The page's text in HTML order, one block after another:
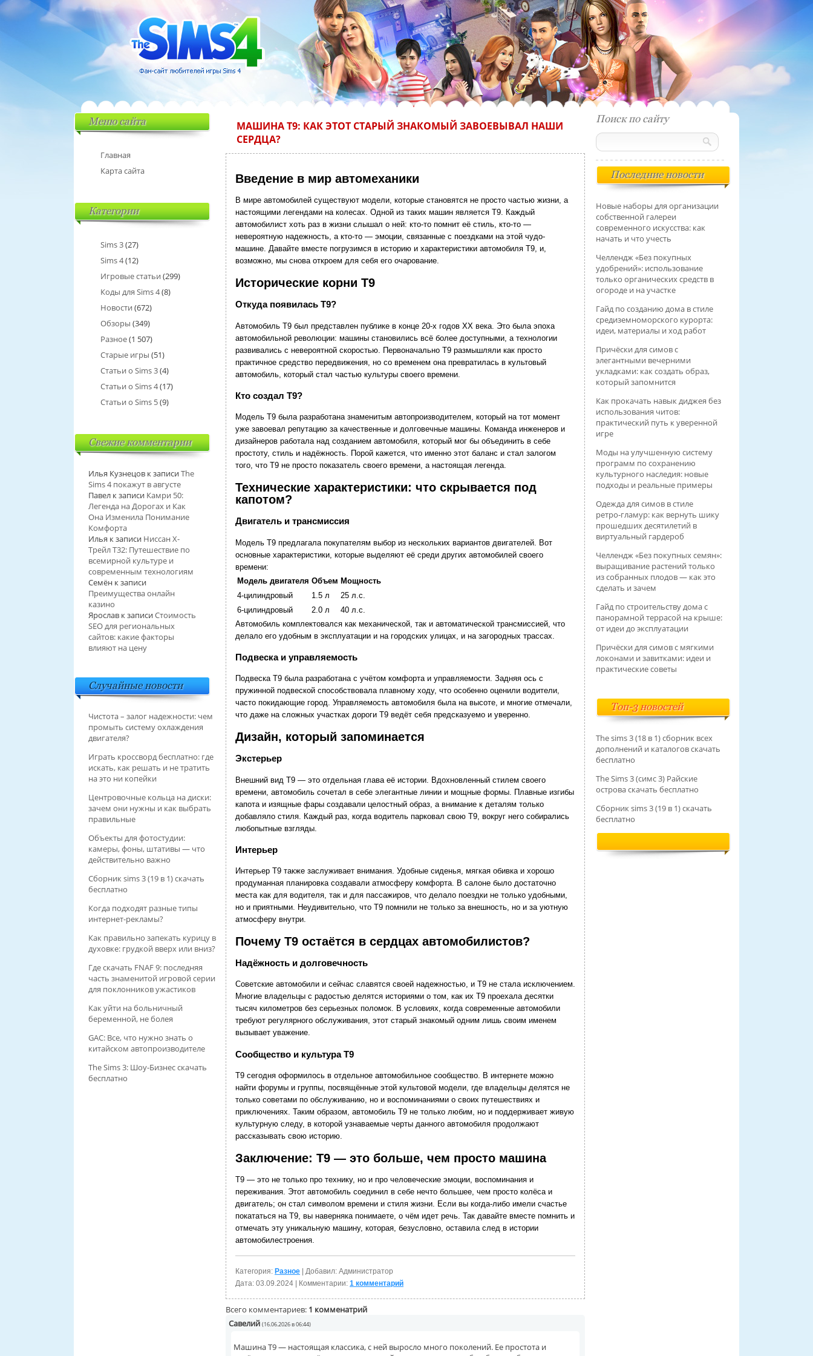
МАШИНА Т9: КАК ЭТОТ СТАРЫЙ ЗНАКОМЫЙ ЗАВОЕВЫВАЛ НАШИ
СЕРДЦА?
Введение в мир автомеханики
В мире автомобилей существуют модели, которые становятся не просто частью жизни, а
настоящими легендами на колесах. Одной из таких машин является Т9. Каждый
автомобилист хоть раз в жизни слышал о ней: кто-то помнит её стиль, кто-то —
невероятную надежность, а кто-то — эмоции, связанные с поездками на этой чудо-
машине. Давайте вместе погрузимся в историю и характеристики автомобиля Т9, и,
возможно, мы снова откроем для себя его очарование.
Исторические корни Т9
Откуда появилась Т9?
Автомобиль Т9 был представлен публике в конце 20-х годов XX века. Это была эпоха
автомобильной революции: машины становились всё более доступными, а технологии
развивались с невероятной скоростью. Первоначально Т9 размышляли как просто
практичное средство передвижения, но со временем она превратилась в культовый
автомобиль, который стал частью культуры своего времени.
Кто создал Т9?
Модель Т9 была разработана знаменитым автопроизводителем, который на тот момент
уже завоевал репутацию за качественные и долговечные машины. Команда инженеров и
дизайнеров работала над созданием автомобиля, который мог бы объединить в себе
простоту, стиль и надёжность. Порой кажется, что именно этот баланс и стал залогом
того, что Т9 не просто показатель своего времени, а настоящая легенда.
Технические характеристики: что скрывается под
капотом?
Двигатель и трансмиссия
Модель Т9 предлагала покупателям выбор из нескольких вариантов двигателей. Вот
основные характеристики, которые выделяют её среди других автомобилей своего
времени:
Модель двигателя Объем Мощность
4-цилиндровый
1.5 л
25 л.с.
6-цилиндровый
2.0 л
40 л.с.
Автомобиль комплектовался как механической, так и автоматической трансмиссией, что
делало его удобным в эксплуатации и на городских улицах, и на загородных трассах.
Подвеска и управляемость
Подвеска Т9 была разработана с учётом комфорта и управляемости. Задняя ось с
пружинной подвеской способствовала плавному ходу, что особенно оценили водители,
часто покидающие город. Управляемость автомобиля была на высоте, и многие отмечали,
что даже на сложных участках дороги Т9 ведёт себя предсказуемо и уверенно.
Дизайн, который запоминается
Экстерьер
Внешний вид Т9 — это отдельная глава её истории. Вдохновленный стилем своего
времени, автомобиль сочетал в себе элегантные линии и мощные формы. Плавные изгибы
капота и изящные фары создавали целостный образ, а внимание к деталям только
добавляло стиля. Каждый раз, когда водитель парковал свою Т9, вокруг него собирались
любопытные взгляды.
Интерьер
Интерьер Т9 также заслуживает внимания. Удобные сиденья, мягкая обивка и хорошо
продуманная планировка создавали атмосферу комфорта. В салоне было достаточно
места как для водителя, так и для пассажиров, что делало поездки не только удобными,
но и приятными. Неудивительно, что Т9 помнили не только за внешность, но и за уютную
атмосферу внутри.
Почему Т9 остаётся в сердцах автомобилистов?
Надёжность и долговечность
Советские автомобили и сейчас славятся своей надежностью, и Т9 не стала исключением.
Многие владельцы с радостью делятся историями о том, как их Т9 проехала десятки
тысяч километров без серьезных поломок. В условиях, когда современные автомобили
требуют регулярного обслуживания, этот старый знакомый одним лишь своим именем
вызывает уважение.
Сообщество и культура T9
Т9 сегодня оформилось в отдельное автомобильное сообщество. В интернете можно
найти форумы и группы, посвящённые этой культовой модели, где владельцы делятся не
только советами по обслуживанию, но и воспоминаниями о своих путешествиях и
приключениях. Таким образом, автомобиль Т9 не только любим, но и поддерживает живую
культурную следу, в которой узнаваемые черты данного автомобиля продолжают
рассказывать свою историю.
Заключение: Т9 — это больше, чем просто машина
Т9 — это не только про технику, но и про человеческие эмоции, воспоминания и
переживания. Этот автомобиль соединил в себе нечто большее, чем просто колёса и
двигатель; он стал символом времени и стиля жизни. Если вы когда-либо имели счастье
покататься на Т9, вы наверняка понимаете, о чём идет речь. Так давайте вместе помнить и
отмечать эту уникальную машину, которая, безусловно, оставила след в истории
автомобилестроения.
Категория: Разное | Добавил: Администратор
Дата: 03.09.2024 | Комментарии: 1 комментарий
Всего комментариев: 1 комменатрий
Савелий (16.06.2026 в 06:44)
Машина Т9 — настоящая классика, с ней выросло много поколений. Ее простота и
Меню сайта
Главная
Карта сайта
Категории
Sims 3(27)
Sims 4(12)
Игровые статьи (299)
Коды для Sims 4(8)
Новости (672)
Обзоры (349)
Разное(1 507)
Старые игры (51)
Статьи о Sims 3(4)
Статьи о Sims 4(17)
Статьи о Sims 5(9)
Свежие комментарии
Илья Кузнецов к записиThe
Sims 4 покажут в августе
Павел к записи Камри 50:
Легенда на Дорогах и Как
Она Изменила Понимание
Комфорта
Илья к записи Ниссан Х-
Трейл T32: Путешествие по
всемирной культуре и
современным технологиям
Семён к записи
Преимущества онлайн
казино
Ярослав к записиСтоимость
SEO для региональных
сайтов: какие факторы
влияют на цену
Случайные новости
Чистота – залог надежности: чем
промыть систему охлаждения
двигателя?
Играть кроссворд бесплатно: где
искать, как решать и не тратить
на это ни копейки
Центровочные кольца на диски:
зачем они нужны и как выбрать
правильные
Объекты для фотостудии:
камеры, фоны, штативы — что
действительно важно
Сборник sims 3 (19 в 1) скачать
бесплатно
Когда подходят разные типы
интернет-рекламы?
Как правильно запекать курицу в
духовке: грудкой вверх или вниз?
Где скачать FNAF 9: последняя
часть знаменитой игровой серии
для поклонников ужастиков
Как уйти на больничный
беременной, не болея
GAC: Все, что нужно знать о
китайском автопроизводителе
The Sims 3: Шоу-Бизнес скачать
бесплатно
Поиск по сайту
Последние новости
Новые наборы для организации
собственной галереи
современного искусства: как
начать и что учесть
Челлендж «Без покупных
удобрений»: использование
только органических средств в
огороде и на участке
Гайд по созданию дома в стиле
средиземноморского курорта:
идеи, материалы и ход работ
Причёски для симов с
элегантными вечерними
укладками: как создать образ,
который запомнится
Как прокачать навык диджея без
использования читов:
практический путь к уверенной
игре
Моды на улучшенную систему
программ по сохранению
культурного наследия: новые
подходы и реальные примеры
Одежда для симов в стиле
ретро‑гламур: как вернуть шику
прошедших десятилетий в
виртуальный гардероб
Челлендж «Без покупных семян»:
выращивание растений только
из собранных плодов — как это
сделать и зачем
Гайд по строительству дома с
панорамной террасой на крыше:
от идеи до эксплуатации
Причёски для симов с мягкими
локонами и завитками: идеи и
практические советы
Топ-3 новостей
The sims 3 (18 в 1) сборник всех
дополнений и каталогов скачать
бесплатно
The Sims 3 (симс 3) Райские
острова скачать бесплатно
Сборник sims 3 (19 в 1) скачать
бесплатно